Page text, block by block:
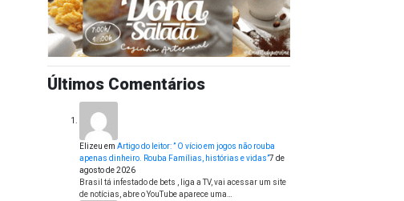
Últimos Comentários
Elizeu em Artigo do leitor: ” O vício em jogos não rouba
apenas dinheiro. Rouba Famílias, histórias e vidas”7 de
agosto de 2026
Brasil tá infestado de bets , liga a TV, vai acessar um site
de notícias, abre o YouTube aparece uma…